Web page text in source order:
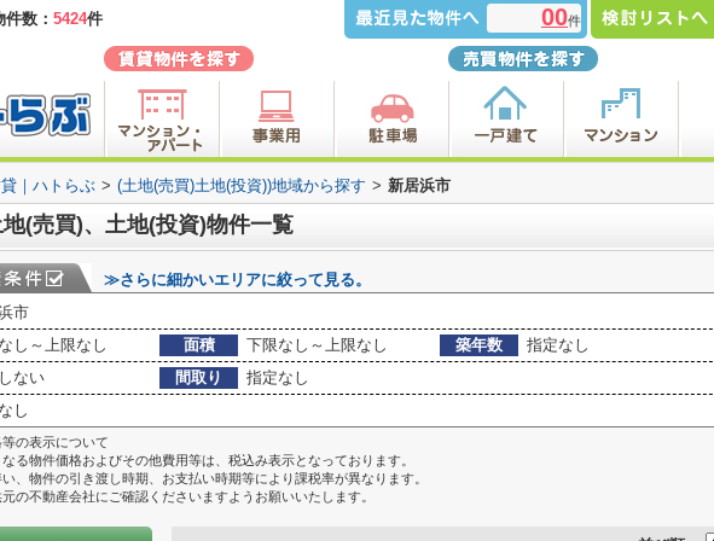
数： 5424件 00件
｜ハトらぶ > (土地(売買)土地(投資))地域から探す > 新居浜市
(売買)、土地(投資)物件一覧
≫さらに細かいエリアに絞って見る。
市
し～上限なし 面積 下限なし～上限なし 築年数
指定なし
ない 間取り
指定なし
し
の表示について
る物件価格およびその他費用等は、税込み表示となっております。
、物件の引き渡し時期、お支払い時期等により課税率が異なります。
の不動産会社にご確認くださいますようお願いいたします。